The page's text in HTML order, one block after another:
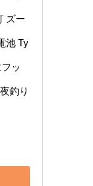
ズー
池 Ty
ッ
釣り